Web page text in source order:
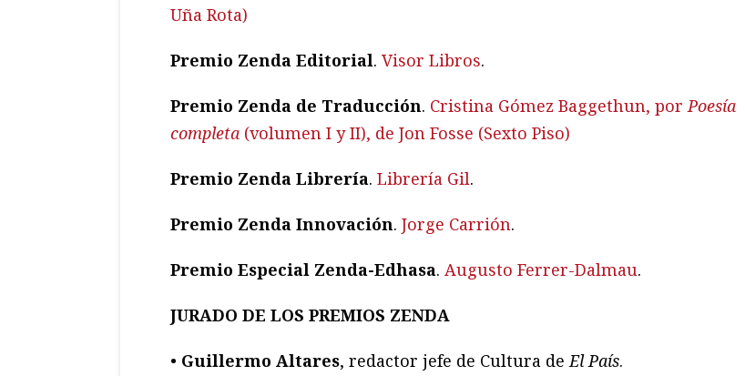
Uña Rota)
Premio Zenda Editorial. Visor Libros.
Premio Zenda de Traducción. Cristina Gómez Baggethun, porPoesía
completa (volumen I y II), de Jon Fosse (Sexto Piso)
Premio Zenda Librería. Librería Gil.
Premio Zenda Innovación. Jorge Carrión.
Premio Especial Zenda-Edhasa. Augusto Ferrer-Dalmau.
JURADO DE LOS PREMIOS ZENDA
• Guillermo Altares, redactor jefe de Cultura deEl País.